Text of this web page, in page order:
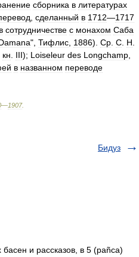
сборника в литературах
сделанный в 1712—1717
в сотрудничестве с монахом Саба
", Тифлис 1886). Ср С H
кн III); Loiseleur des Longchamp
в названном переводе
—1907.
Бидуз
и рассказов, в 5 (pañca)